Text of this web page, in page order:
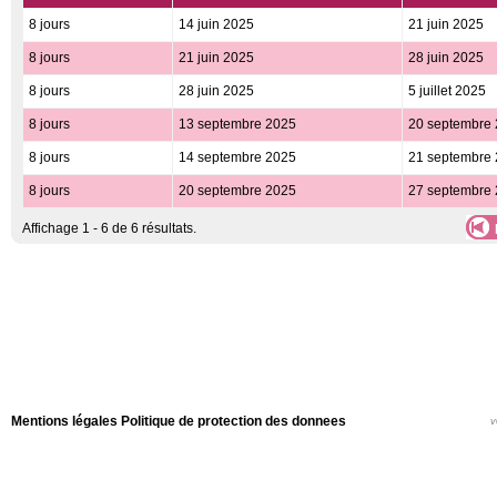
8 jours 14 juin 2025 21 juin 2025
8 jours 21 juin 2025 28 juin 2025
8 jours 28 juin 2025 5 juillet 2025
8 jours 13 septembre 2025 20 septembre
8 jours 14 septembre 2025 21 septembre
8 jours 20 septembre 2025 27 septembre
Affichage 1 - 6 de 6 résultats.
Mentions légales Politique de protection des donnees